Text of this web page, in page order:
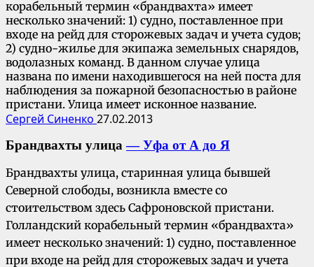
корабельный термин «брандвахта» имеет
несколько значений: 1) судно, поставленное при
входе на рейд для сторожевых задач и учета судов;
2) судно-жилье для экипажа земельных снарядов,
водолазных команд. В данном случае улица
названа по имени находившегося на ней поста для
наблюдения за пожарной безопасностью в районе
пристани. Улица имеет исконное название.
Сергей Синенко 27.02.2013
Брандвахты улица— Уфа от А до Я
Брандвахты улица, старинная улица бывшей
Северной слободы, возникла вместе со
стоительством здесь Сафроновской пристани.
Голландский корабельный термин «брандвахта»
имеет несколько значений: 1) судно, поставленное
при входе на рейд для сторожевых задач и учета